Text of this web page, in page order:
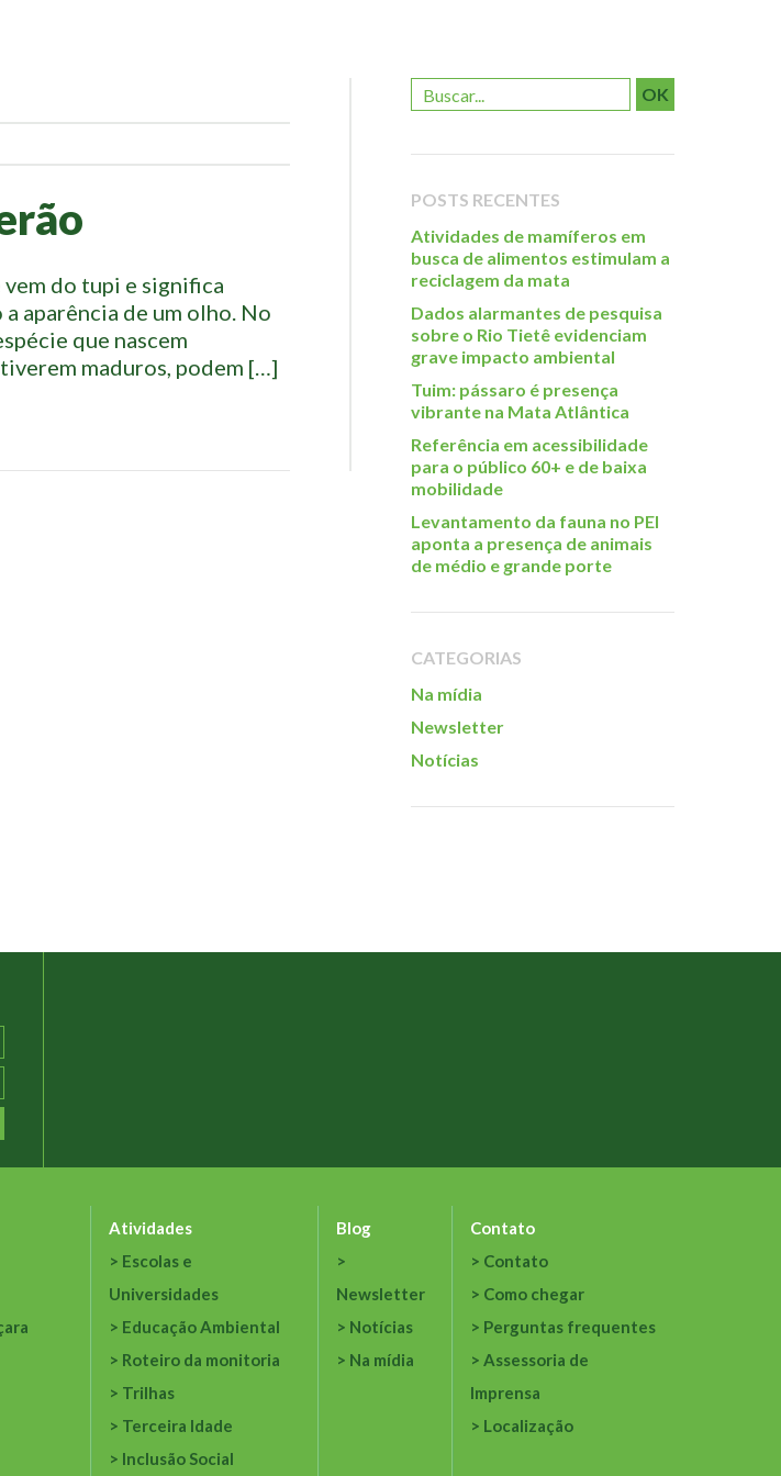
vem do tupi e significa
a aparência de um olho. No
que nascem
maduros, podem […]
OK
POSTS RECENTES
Atividades de mamíferos em
busca de alimentos estimulam a
reciclagem da mata
Dados alarmantes de pesquisa
sobre o Rio Tietê evidenciam
grave impacto ambiental
Tuim: pássaro é presença
vibrante na Mata Atlântica
Referência em acessibilidade
para o público 60+ e de baixa
mobilidade
Levantamento da fauna no PEI
aponta a presença de animais
de médio e grande porte
CATEGORIAS
Na mídia
Newsletter
Notícias
Atividades
Escolas e
Universidades
Educação Ambiental
Roteiro da monitoria
Trilhas
Terceira Idade
Inclusão Social
Blog
Newsletter
Notícias
Na mídia
Contato
Contato
Como chegar
Perguntas frequentes
Assessoria de
Imprensa
Localização